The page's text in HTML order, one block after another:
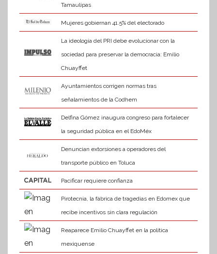
Tamaulipas
Mujeres gobiernan 41.5% del electorado
La ideología del PRI debe evolucionar con la
sociedad para preservar la democracia: Emilio
Chuayffet
Ayuntamientos corrigen normas tras
señalamientos de la Codhem
Delfina Gómez inaugura congreso para fortalecer
la seguridad pública en el EdoMéx
Denuncian extorsiones a operadores del
transporte público en Toluca
Pacificar requiere confianza
Pirotecnia, la fábrica de tragedias en Edomex que
recibe incentivos sin clara regulación
Reaparece Emilio Chuayffet en la política
mexiquense